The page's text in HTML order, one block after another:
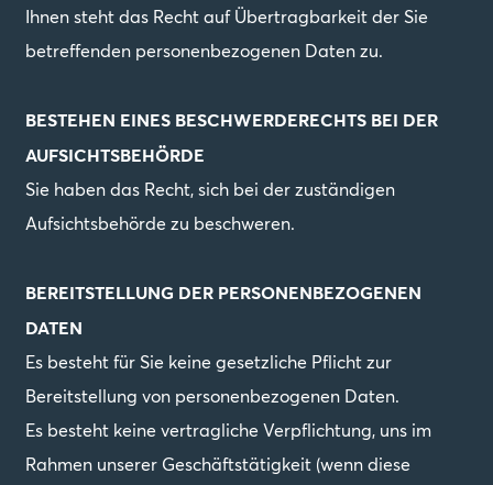
Ihnen steht das Recht auf Übertragbarkeit der Sie
betreffenden personenbezogenen Daten zu.
BESTEHEN EINES BESCHWERDERECHTS BEI DER
AUFSICHTSBEHÖRDE
Sie haben das Recht, sich bei der zuständigen
Aufsichtsbehörde zu beschweren.
BEREITSTELLUNG DER PERSONENBEZOGENEN
DATEN
Es besteht für Sie keine gesetzliche Pflicht zur
Bereitstellung von personenbezogenen Daten.
Es besteht keine vertragliche Verpflichtung, uns im
Rahmen unserer Geschäftstätigkeit (wenn diese